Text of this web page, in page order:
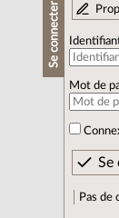
Se connecter
Mot de
Pas de